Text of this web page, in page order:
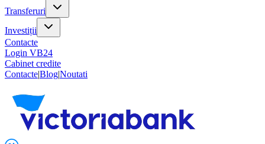
Transferuri
Investiții
Contacte
Login VB24
Cabinet credite
Contacte|Blog|Noutati